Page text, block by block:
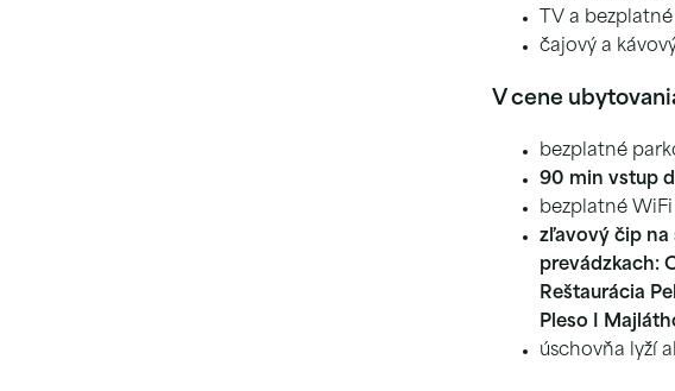
TV a
čajový a
V cene
bezplatné
90 min vstup
bezplatné
zľavový čip na
prevádzkach:
Reštaurácia
Pleso I
úschovňa lyží